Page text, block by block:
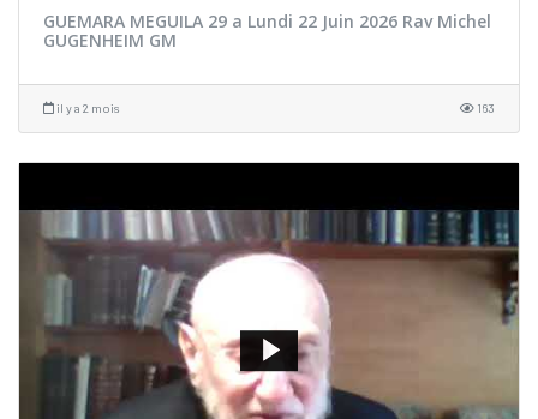
GUEMARA MEGUILA 29 a Lundi 22 Juin 2026 Rav Michel
GUGENHEIM GM
il y a 2 mois 163